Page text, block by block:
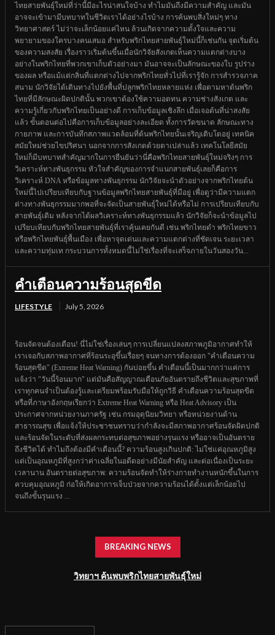
ไทยสายพันธุ์ใหม่ที่ว่านี้มีอะไรน่าสนใจบ้าง ทำไมมันถึงมีความสำคัญ และมัน
อาจจะเข้ามามีบทบาทในชีวิตเราได้อย่างไรบ้าง การค้นพบสิ่งใหม่ๆ ทาง
วิทยาศาสตร์ ไม่ว่าจะเล็กน้อยแค่ไหน ล้วนเกิดจากความตั้งใจและความ
พยายามของใครบางคนเสมอ สำหรับพริกไทยสายพันธุ์ใหม่นี้ก็เช่นกัน จุดเริ่มต้น
ของความสงสัย เรื่องราวเริ่มต้นขึ้นเมื่อนักวิจัยสังเกตเห็นความแตกต่างบาง
อย่างในพริกไทยที่พวกเขาเก็บตัวอย่างมา มันอาจจะเป็นลักษณะของใบ รูปร่าง
ของผล หรือแม้แต่กลิ่นที่แตกต่างไปจากพริกไทยทั่วไปที่เรารู้จัก การสำรวจภาค
สนาม นักวิจัยได้เดินทางไปยังพื้นที่ปลูกพริกไทยหลายแห่ง เพื่อตามหาต้นพริก
ไทยที่มีลักษณะผิดปกตินั้น พวกเขาต้องใช้ความอดทน ความช่างสังเกต และ
ความรู้เกี่ยวกับพริกไทยเป็นอย่างดี การเก็บข้อมูลเชิงลึก เมื่อเจอต้นที่น่าสงสัย
แล้ว ขั้นตอนต่อไปคือการเก็บข้อมูลอย่างละเอียด ทั้งการวัดขนาด ลักษณะทาง
กายภาพ และการบันทึกสภาพแวดล้อมที่ต้นพริกไทยนั้นเจริญเติบโตอยู่ เทคนิค
สมัยใหม่ช่วยไขปริศนา นอกจากการสังเกตด้วยตาเปล่าแล้ว เทคโนโลยีสมัย
ใหม่ก็มีบทบาทสำคัญมากในการยืนยันว่านี่คือพริกไทยสายพันธุ์ใหม่จริงๆ การ
วิเคราะห์ทางพันธุกรรม หัวใจสำคัญของการจำแนกสายพันธุ์เลยก็คือการ
วิเคราะห์ DNA หรือข้อมูลทางพันธุกรรม นักวิจัยจะนำตัวอย่างจากพริกไทยต้น
ใหม่นี้ไปเปรียบเทียบกับฐานข้อมูลพริกไทยสายพันธุ์ที่มีอยู่ เพื่อดูว่ามีความแตก
ต่างทางพันธุกรรมมากพอที่จะจัดเป็นสายพันธุ์ใหม่ได้หรือไม่ การเปรียบเทียบกับ
สายพันธุ์เดิม หลังจากได้ผลวิเคราะห์ทางพันธุกรรมแล้ว นักวิจัยก็จะนำข้อมูลไป
เปรียบเทียบกับพริกไทยสายพันธุ์ที่เราคุ้นเคยกันดี เช่น พริกไทยดำ พริกไทยขาว
หรือพริกไทยพันธุ์พื้นเมือง เพื่อหาจุดเด่นและความแตกต่างที่ชัดเจน ระยะเวลา
และความทุ่มเท กระบวนการทั้งหมดนี้ไม่ใช่เรื่องที่จะเสร็จภายในวันสองวัน...
คำเตือนความร้อนสุดขีด
LIFESTYLE July 5, 2026
ร้อนจัดจนต้องเตือน! นี่ไม่ใช่เรื่องเล่นๆ การเปลี่ยนแปลงสภาพภูมิอากาศทำให้
เราเจอกับสภาพอากาศที่ร้อนระอุขึ้นเรื่อยๆ จนทางการต้องออก "คำเตือนความ
ร้อนสุดขีด" (Extreme Heat Warning) กันบ่อยขึ้น คำเตือนนี้เป็นมากกว่าแค่การ
แจ้งว่า "วันนี้ร้อนมาก" แต่มันคือสัญญาณเตือนภัยอันตรายถึงชีวิตและสุขภาพที่
เราทุกคนจำเป็นต้องรู้และเตรียมพร้อมรับมือให้ถูกวิธี คำเตือนความร้อนสุดขีด
หรือที่ภาษาอังกฤษเรียกว่า Extreme Heat Warning หรือ Heat Advisory เป็น
ประกาศจากหน่วยงานภาครัฐ เช่น กรมอุตุนิยมวิทยา หรือหน่วยงานด้าน
สาธารณสุข เพื่อแจ้งให้ประชาชนทราบว่ากำลังจะมีสภาพอากาศร้อนจัดผิดปกติ
และร้อนจัดในระดับที่ส่งผลกระทบต่อสุขภาพอย่างรุนแรง หรืออาจเป็นอันตราย
ถึงชีวิตได้ ทำไมถึงต้องมีคำเตือนนี้? ความร้อนสูงเกินปกติ: ไม่ใช่แค่อุณหภูมิสูง
แต่เป็นอุณหภูมิที่สูงกว่าค่าเฉลี่ยในอดีตอย่างมีนัยสำคัญ และต่อเนื่องเป็นระยะ
เวลานาน อันตรายต่อสุขภาพ: ความร้อนจัดทำให้ร่างกายทำงานหนักขึ้นในการ
ควบคุมอุณหภูมิ ก่อให้เกิดอาการเจ็บป่วยจากความร้อนได้ตั้งแต่เล็กน้อยไป
จนถึงขั้นรุนแรง ...
BREAKING NEWS
วิทยาฯ ค้นพบพริกไทยสายพันธุ์ใหม่